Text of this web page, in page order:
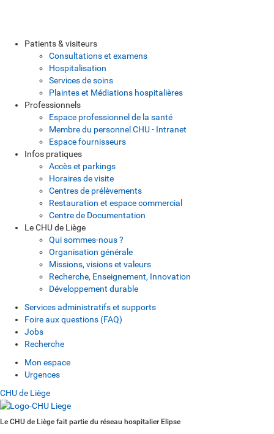
Patients & visiteurs
Consultations et examens
Hospitalisation
Services de soins
Plaintes et Médiations hospitalières
Professionnels
Espace professionnel de la santé
Membre du personnel CHU - Intranet
Espace fournisseurs
Infos pratiques
Accès et parkings
Horaires de visite
Centres de prélèvements
Restauration et espace commercial
Centre de Documentation
Le CHU de Liège
Qui sommes-nous ?
Organisation générale
Missions, visions et valeurs
Recherche, Enseignement, Innovation
Développement durable
Services administratifs et supports
Foire aux questions (FAQ)
Jobs
Recherche
Mon espace
Urgences
CHU de Liège
Le CHU de Liège fait partie du réseau hospitalier Elipse